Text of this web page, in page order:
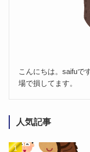
こんにちは。saifuで
場で損してます。
人気記事